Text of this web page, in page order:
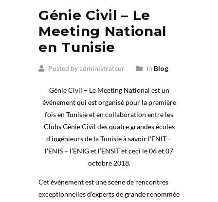
Génie Civil – Le
Meeting National
en Tunisie
Posted by administrateur In Blog
Génie Civil – Le Meeting National est un
événement qui est organisé pour la première
fois en Tunisie et en collaboration entre les
Clubs Génie Civil des quatre grandes écoles
d’ingénieurs de la Tunisie à savoir l’ENIT –
l’ENIS – l’ENIG et l’ENSIT et ceci le 06 et 07
octobre 2018.
Cet événement est une scène de rencontres
exceptionnelles d’experts de grande renommée